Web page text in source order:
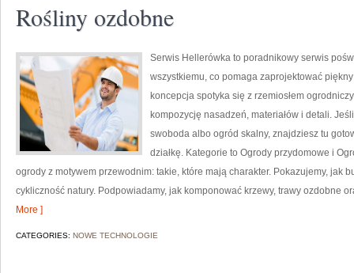
Rośliny ozdobne
Serwis Hellerówka to poradnikowy serwis
wszystkiemu, co pomaga zaprojektować
koncepcja spotyka się z rzemiosłem
kompozycję nasadzeń, materiałów i detali.
swoboda albo ogród skalny, znajdziesz tu
działkę. Kategorie to Ogrody przydomowe i
ogrody z motywem przewodnim: takie, które mają charakter. Pokazujemy, jak
cykliczność natury. Podpowiadamy, jak komponować krzewy, trawy ozdobne
More ]
CATEGORIES: NOWE TECHNOLOGIE